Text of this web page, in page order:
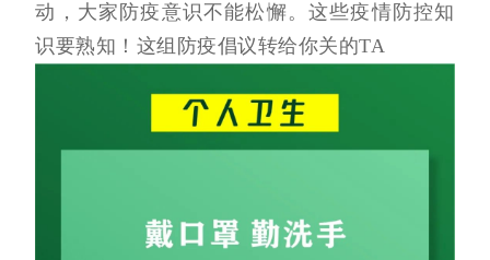
动，大家防疫意识不能松懈。这些疫情防控知
识要熟知！这组防疫倡议转给你关的TA